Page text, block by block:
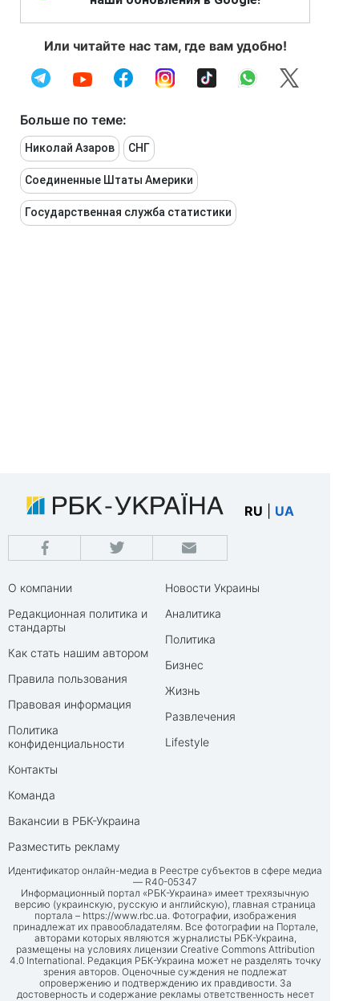
Или читайте нас там, где вам удобно!
Больше по теме:
Николай Азаров СНГ
Соединенные Штаты Америки
Государственная служба статистики
RU UA
О компании
Редакционная политика и
стандарты
Как стать нашим автором
Правила пользования
Правовая информация
Политика
конфиденциальности
Контакты
Команда
Вакансии в РБК-Украина
Разместить рекламу
Новости Украины
Аналитика
Политика
Бизнес
Жизнь
Развлечения
Lifestyle
Идентификатор онлайн-медиа в Реестре субъектов в сфере медиа
— R40-05347
Информационный портал «РБК-Украина» имеет трехязычную
версию (украинскую, русскую и английскую), главная страница
портала – https://www.rbc.ua. Фотографии, изображения
принадлежат их правообладателям. Все фотографии на Портале,
авторами которых являются журналисты РБК-Украина,
размещены на условиях лицензии Creative Commons Attribution
4.0 International. Редакция РБК-Украина может не разделять точку
зрения авторов. Оценочные суждения не подлежат
опровержению и подтверждению их правдивости. За
достоверность и содержание рекламы ответственность несет